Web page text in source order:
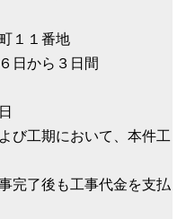
１番地
から３日間
び工期において、本件工
完了後も工事代金を支払